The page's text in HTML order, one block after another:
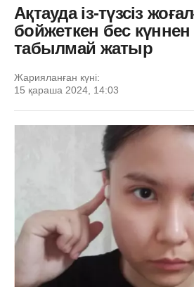
Ақтауда із-түзсіз
бойжеткен бес күннен
табылмай жатыр
Жарияланған күні:
15 қараша 2024, 14:03